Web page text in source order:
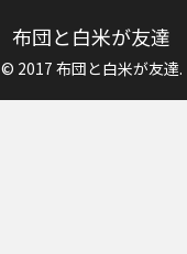
布団と白米が友達
© 2017 布団と白米が友達.